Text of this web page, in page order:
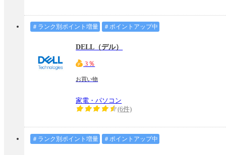
＃ランク別ポイント増量 ＃ポイントアップ中
DELL（デル）
3％
お買い物
家電・パソコン
(6件)
＃ランク別ポイント増量 ＃ポイントアップ中